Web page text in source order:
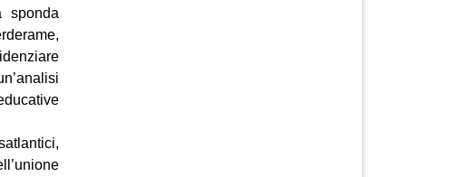
sponda